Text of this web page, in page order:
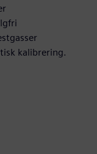
kalibrering.